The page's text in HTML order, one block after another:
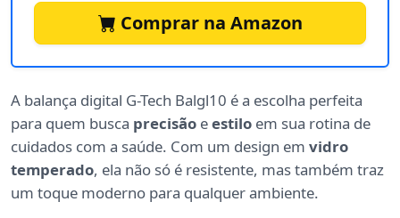
Comprar na Amazon
A balança digital G-Tech Balgl10 é a escolha perfeita
para quem busca precisão eestilo em sua rotina de
cuidados com a saúde. Com um design em vidro
temperado, ela não só é resistente, mas também traz
um toque moderno para qualquer ambiente.